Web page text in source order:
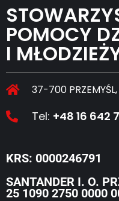
POMOCY
I
37-700
Tel: +48 16 642
KRS: 0000246791
SANTANDER I. O.
25 1090 2750 0000